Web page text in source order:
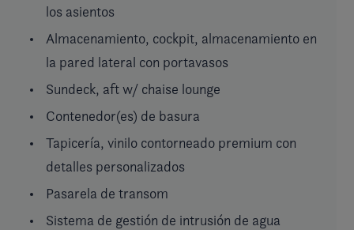
los asientos
Almacenamiento, cockpit, almacenamiento en
la pared lateral con portavasos
Sundeck, aft w/ chaise lounge
Contenedor(es) de basura
Tapicería, vinilo contorneado premium con
detalles personalizados
Pasarela de transom
Sistema de gestión de intrusión de agua